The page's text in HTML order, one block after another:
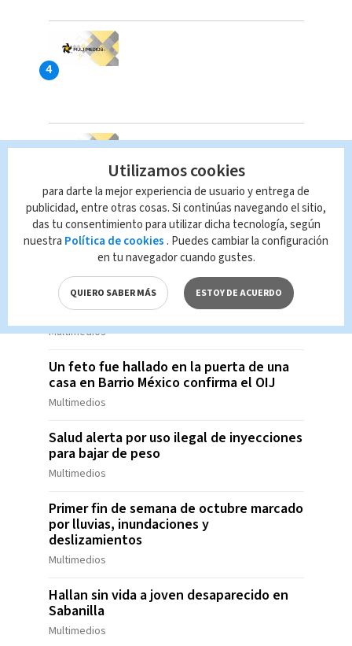
MÁS BUSCADO
Salud alerta por presencia de bacteria en
queso y ordena su retiro del mercado
Multimedios
Un feto fue hallado en la puerta de una
casa en Barrio México confirma el OIJ
Multimedios
Salud alerta por uso ilegal de inyecciones
para bajar de peso
Multimedios
Primer fin de semana de octubre marcado
por lluvias, inundaciones y
deslizamientos
Multimedios
Hallan sin vida a joven desaparecido en
Sabanilla
Multimedios
Utilizamos cookies
para darte la mejor experiencia de usuario y entrega de
publicidad, entre otras cosas. Si continúas navegando el sitio,
das tu consentimiento para utilizar dicha tecnología, según
nuestra Política de cookies . Puedes cambiar la configuración
en tu navegador cuando gustes.
QUIERO SABER MÁS ESTOY DE ACUERDO